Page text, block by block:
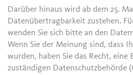
Darüber hinaus wird ab dem 25.
Datenübertragbarkeit zustehen.
wenden Sie sich bitte an den
Wenn Sie der Meinung sind, dass
wurden, haben Sie das Recht, eine
zuständigen Datenschutzbehörde